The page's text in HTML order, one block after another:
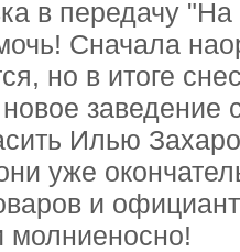
в передачу
Сначала
но в итоге
новое
Илью
уже
и
молниеносно!